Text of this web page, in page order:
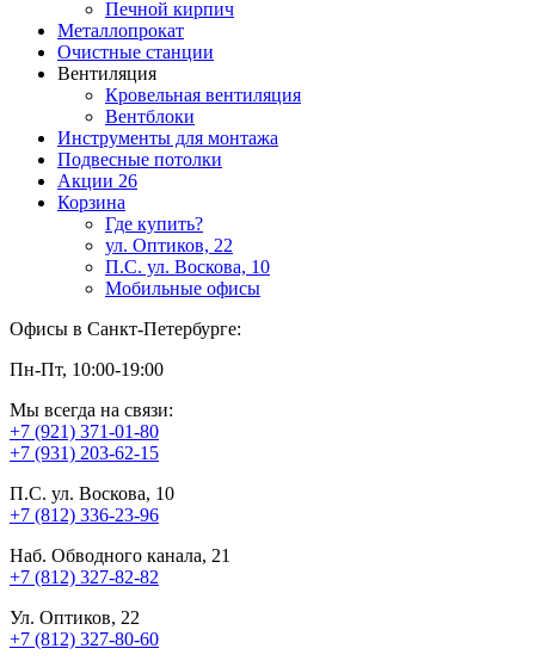
Печной кирпич
Металлопрокат
Очистные станции
Вентиляция
Кровельная вентиляция
Вентблоки
Инструменты для монтажа
Подвесные потолки
Акции 26
Корзина
Где купить?
ул. Оптиков, 22
П.С. ул. Воскова, 10
Мобильные офисы
Офисы в Санкт-Петербурге:
Пн-Пт, 10:00-19:00
Мы всегда на связи:
+7 (921) 371-01-80
+7 (931) 203-62-15
П.С. ул. Воскова, 10
+7 (812) 336-23-96
Наб. Обводного канала, 21
+7 (812) 327-82-82
Ул. Оптиков, 22
+7 (812) 327-80-60